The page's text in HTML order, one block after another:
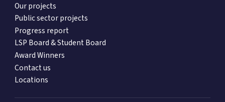
Our projects
Public sector projects
Progress report
LSP Board & Student Board
Award Winners
Contact us
Locations